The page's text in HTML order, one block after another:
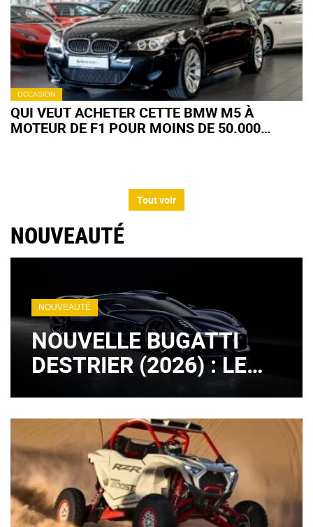
OCCASION
QUI VEUT ACHETER CETTE BMW M5 À
MOTEUR DE F1 POUR MOINS DE 50.000
Tout voir
NOUVEAUTÉ
NOUVEAUTÉ
NOUVELLE BUGATTI
DESTRIER (2026) : LE
LÉGENDAIRE MOTEUR
W16 EST DE RETOUR !
(+ IMAGES)